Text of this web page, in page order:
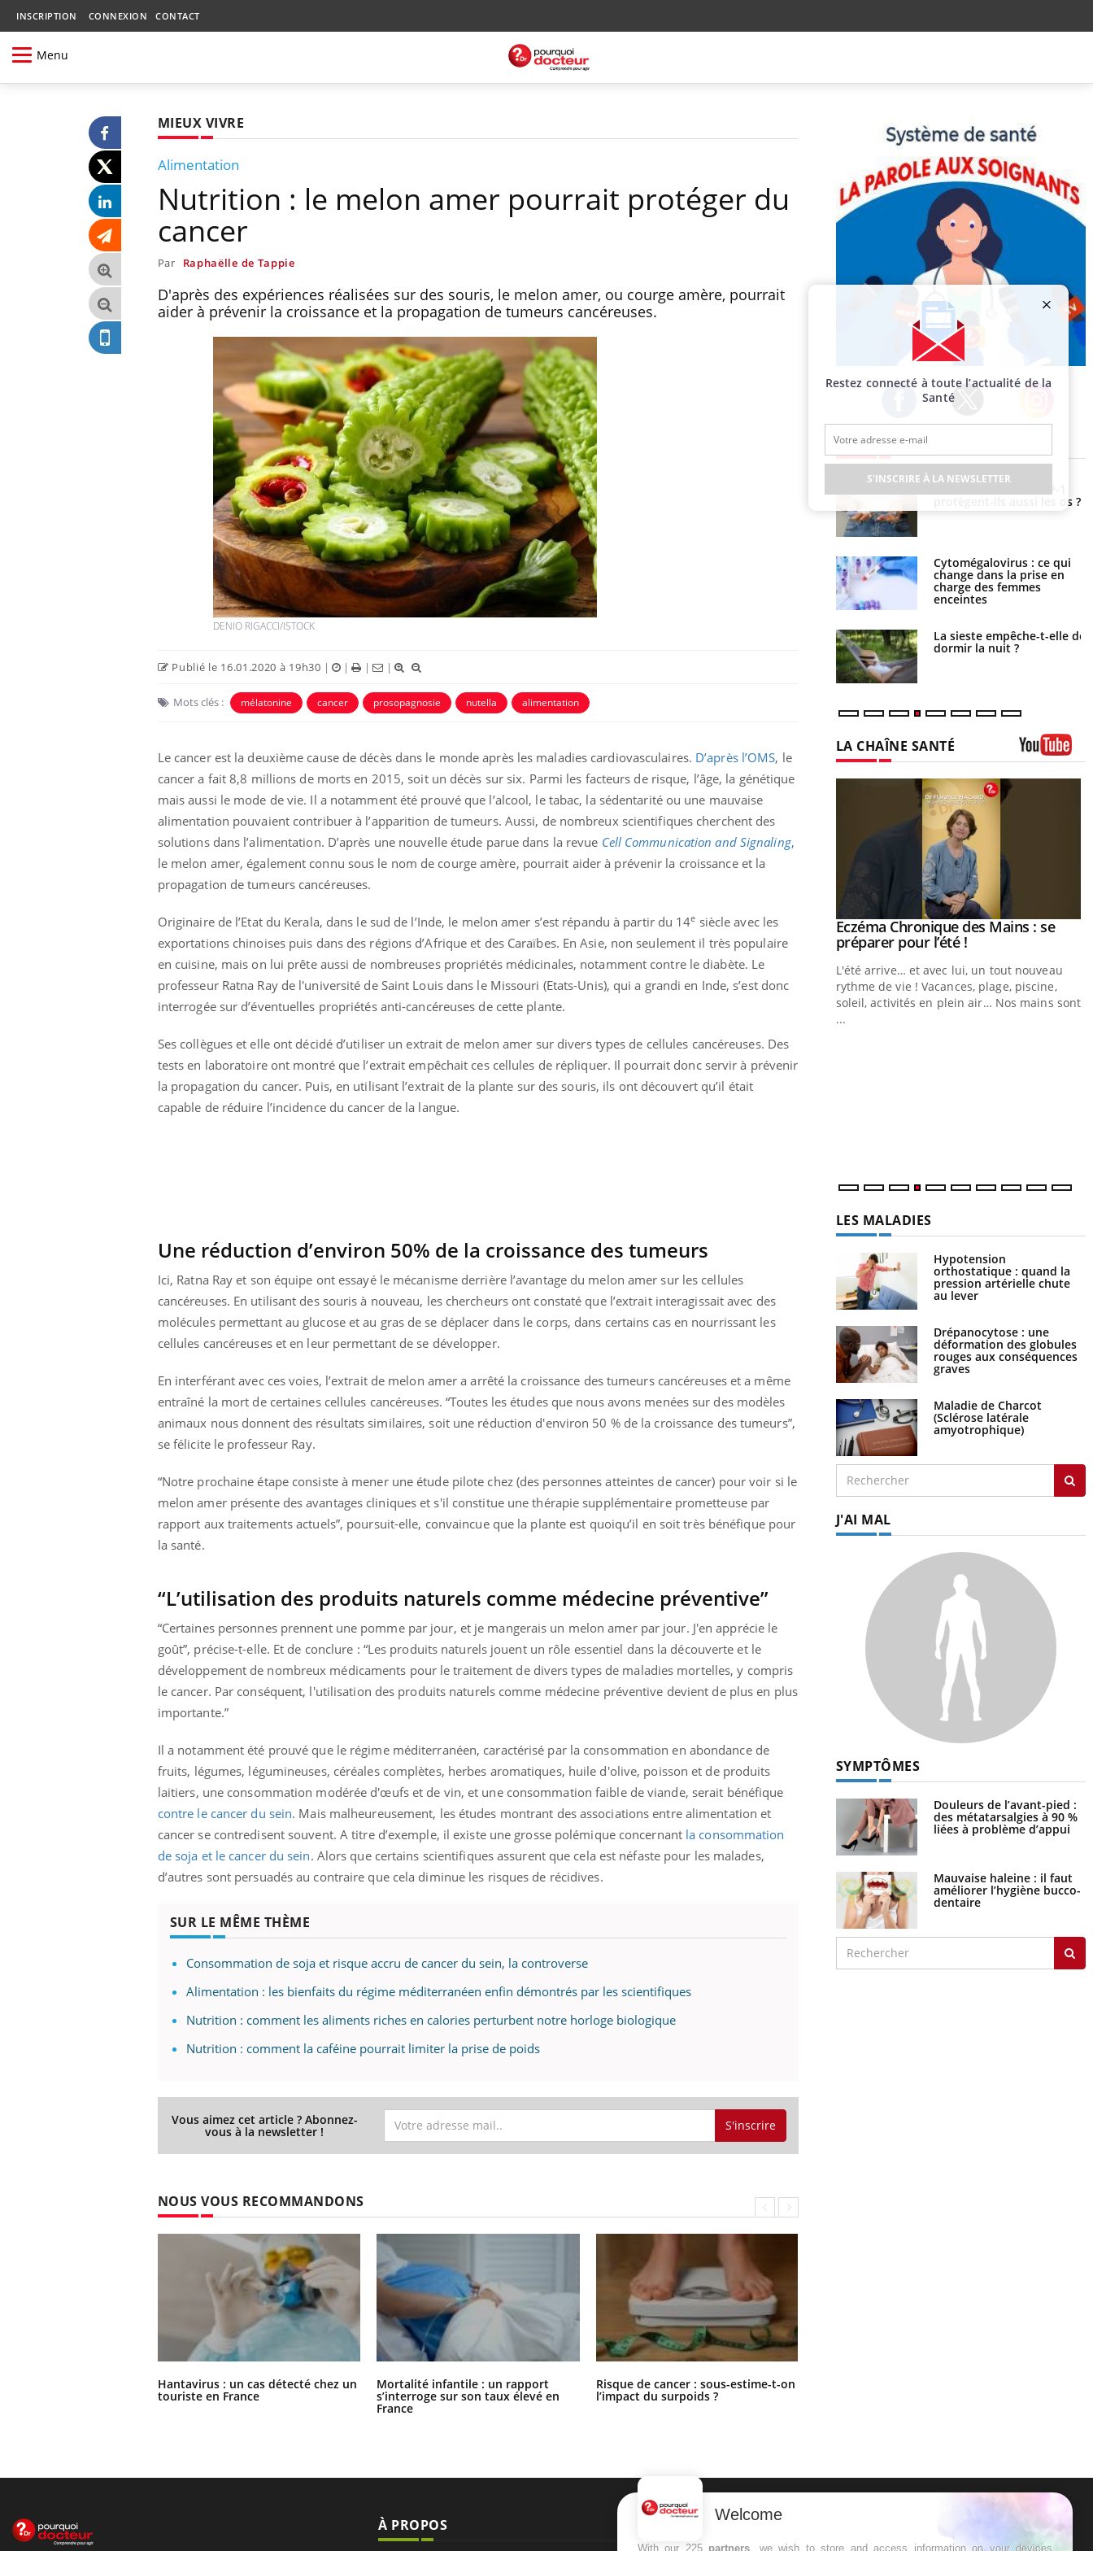
INSCRIPTION CONNEXION CONTACT
Menu
MIEUX VIVRE
Alimentation
Nutrition : le melon amer pourrait protéger du
cancer
Par Raphaëlle de Tappie
D'après des expériences réalisées sur des souris, le melon amer, ou courge amère, pourrait
aider à prévenir la croissance et la propagation de tumeurs cancéreuses.
DENIO RIGACCI/ISTOCK
Publié le 16.01.2020 à 19h30 | | | |
Mots clés : mélatonine cancer prosopagnosie nutella alimentation
Le cancer est la deuxième cause de décès dans le monde après les maladies cardiovasculaires. D’après l’OMS, le
cancer a fait 8,8 millions de morts en 2015, soit un décès sur six. Parmi les facteurs de risque, l’âge, la génétique
mais aussi le mode de vie. Il a notamment été prouvé que l’alcool, le tabac, la sédentarité ou une mauvaise
alimentation pouvaient contribuer à l’apparition de tumeurs. Aussi, de nombreux scientifiques cherchent des
solutions dans l’alimentation. D’après une nouvelle étude parue dans la revue Cell Communication and Signaling,
le melon amer, également connu sous le nom de courge amère, pourrait aider à prévenir la croissance et la
propagation de tumeurs cancéreuses.
Originaire de l’Etat du Kerala, dans le sud de l’Inde, le melon amer s’est répandu à partir du 14e siècle avec les
exportations chinoises puis dans des régions d’Afrique et des Caraïbes. En Asie, non seulement il très populaire
en cuisine, mais on lui prête aussi de nombreuses propriétés médicinales, notamment contre le diabète. Le
professeur Ratna Ray de l'université de Saint Louis dans le Missouri (Etats-Unis), qui a grandi en Inde, s’est donc
interrogée sur d’éventuelles propriétés anti-cancéreuses de cette plante.
Ses collègues et elle ont décidé d’utiliser un extrait de melon amer sur divers types de cellules cancéreuses. Des
tests en laboratoire ont montré que l’extrait empêchait ces cellules de répliquer. Il pourrait donc servir à prévenir
la propagation du cancer. Puis, en utilisant l’extrait de la plante sur des souris, ils ont découvert qu’il était
capable de réduire l’incidence du cancer de la langue.
Une réduction d’environ 50% de la croissance des tumeurs
Ici, Ratna Ray et son équipe ont essayé le mécanisme derrière l’avantage du melon amer sur les cellules
cancéreuses. En utilisant des souris à nouveau, les chercheurs ont constaté que l’extrait interagissait avec des
molécules permettant au glucose et au gras de se déplacer dans le corps, dans certains cas en nourrissant les
cellules cancéreuses et en leur permettant de se développer.
En interférant avec ces voies, l’extrait de melon amer a arrêté la croissance des tumeurs cancéreuses et a même
entraîné la mort de certaines cellules cancéreuses. “Toutes les études que nous avons menées sur des modèles
animaux nous donnent des résultats similaires, soit une réduction d'environ 50 % de la croissance des tumeurs”,
se félicite le professeur Ray.
“Notre prochaine étape consiste à mener une étude pilote chez (des personnes atteintes de cancer) pour voir si le
melon amer présente des avantages cliniques et s'il constitue une thérapie supplémentaire prometteuse par
rapport aux traitements actuels”, poursuit-elle, convaincue que la plante est quoiqu’il en soit très bénéfique pour
la santé.
“L’utilisation des produits naturels comme médecine préventive”
“Certaines personnes prennent une pomme par jour, et je mangerais un melon amer par jour. J'en apprécie le
goût”, précise-t-elle. Et de conclure : “Les produits naturels jouent un rôle essentiel dans la découverte et le
développement de nombreux médicaments pour le traitement de divers types de maladies mortelles, y compris
le cancer. Par conséquent, l'utilisation des produits naturels comme médecine préventive devient de plus en plus
importante.”
Il a notamment été prouvé que le régime méditerranéen, caractérisé par la consommation en abondance de
fruits, légumes, légumineuses, céréales complètes, herbes aromatiques, huile d'olive, poisson et de produits
laitiers, une consommation modérée d'œufs et de vin, et une consommation faible de viande, serait bénéfique
contre le cancer du sein. Mais malheureusement, les études montrant des associations entre alimentation et
cancer se contredisent souvent. A titre d’exemple, il existe une grosse polémique concernant la consommation
de soja et le cancer du sein. Alors que certains scientifiques assurent que cela est néfaste pour les malades,
d’autres sont persuadés au contraire que cela diminue les risques de récidives.
SUR LE MÊME THÈME
Consommation de soja et risque accru de cancer du sein, la controverse
Alimentation : les bienfaits du régime méditerranéen enfin démontrés par les scientifiques
Nutrition : comment les aliments riches en calories perturbent notre horloge biologique
Nutrition : comment la caféine pourrait limiter la prise de poids
Vous aimez cet article ? Abonnez-
vous à la newsletter ! S'inscrire
NOUS VOUS RECOMMANDONS
Hantavirus : un cas détecté chez un
touriste en France
Mortalité infantile : un rapport
s’interroge sur son taux élevé en
France
Risque de cancer : sous-estime-t-on
l’impact du surpoids ?
Facebook Twitter Instagram
EN DIRECT
Syndrome métabolique :
quels sont les meilleurs
exercices physiques ?
Comment éviter une otite
pendant les vacances ?
Mortalité infantile : un
rapport s’interroge sur son
taux élevé en France
Grossesse à risque : ce jus
naturel attire l'attention
des chercheurs
protègent-ils aussi les os ?
Cytomégalovirus : ce qui
change dans la prise en
charge des femmes
enceintes
La sieste empêche-t-elle de
dormir la nuit ?
LA CHAÎNE SANTÉ
Eczéma Chronique des Mains :
expliquer ma maladieYoutube
Il y a des sujets qui sont faciles à aborder...
d'autres non ! D'un côté, poser des questions
sur la maladie d'un proche c'est montrer ...
Youtube
Carence en fer : comprendre pour
prévenirYoutube
Fatigue, irritabilité, brouillard mental ou
même alopécie… Les symptômes de la
carence en fer sont multiples ce qui la rend
...
Youtube
Insuline & Charge mentale : et si on
osait en parler??Youtube
En 2026, l'insuline dans le diabète de type 2
reste entourée d'idées reçues chez les
Youtube
Eczéma Chronique des Mains : se
préparer pour l’été !Youtube
L'été arrive… et avec lui, un tout nouveau
rythme de vie ! Vacances, plage, piscine,
soleil, activités en plein air… Nos mains sont
...
LES MALADIES
Hypotension
orthostatique : quand la
pression artérielle chute
au lever
Drépanocytose : une
déformation des globules
rouges aux conséquences
graves
Maladie de Charcot
(Sclérose latérale
amyotrophique)
J'AI MAL
SYMPTÔMES
Douleurs de l’avant-pied :
des métatarsalgies à 90 %
liées à problème d’appui
Mauvaise haleine : il faut
améliorer l’hygiène bucco-
dentaire
Restez connecté à toute l’actualité de la
Santé
S'INSCRIRE À LA NEWSLETTER
À PROPOS NEWSLETTER
Welcome
With our 225 partners , we wish to store and access information on your devices